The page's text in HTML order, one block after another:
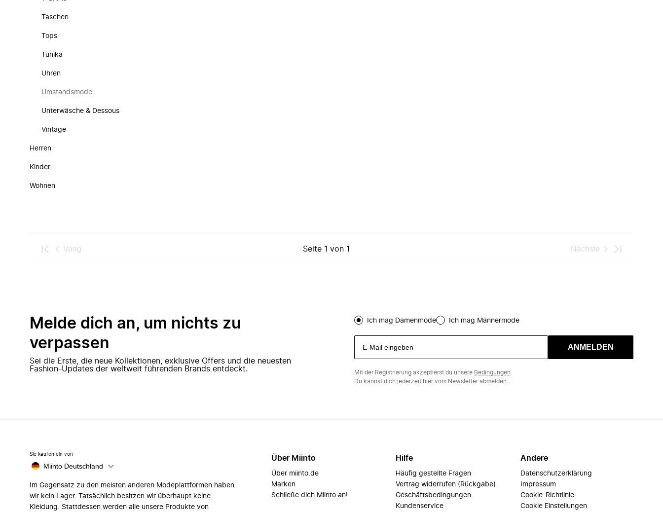
Taschen
Tops
Tunika
Uhren
Umstandsmode
Unterwäsche & Dessous
Vintage
Herren
Kinder
Wohnen
Vorig Seite 1 von 1 Nächste
Melde dich an, um nichts zu
verpassen
Sei die Erste, die neue Kollektionen, exklusive Offers und die neuesten
Fashion-Updates der weltweit führenden Brands entdeckt.
Ich mag Damenmode Ich mag Männermode
ANMELDEN
Mit der Registrierung akzeptierst du unsere Bedingungen
Du kannst dich jederzeit hiervom Newsletter abmelden.
Sie kaufen ein von
Miinto Deutschland
Im Gegensatz zu den meisten anderen Modeplattformen haben
wir kein Lager. Tatsächlich besitzen wir überhaupt keine
Kleidung. Stattdessen werden alle unsere Produkte von
Über Miinto
Über miinto.de
Marken
Schließe dich Miinto an!
Hilfe
Häufig gestellte Fragen
Vertrag widerrufen (Rückgabe)
Geschäftsbedingungen
Kundenservice
Andere
Datenschutzerklärung
Impressum
Cookie-Richtlinie
Cookie Einstellungen